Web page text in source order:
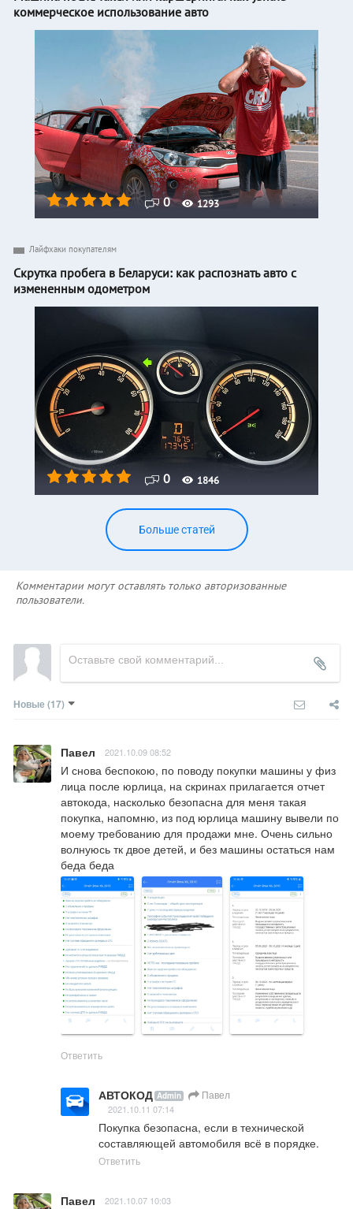
0 1293
коммерческое использование авто
0 1846
Лайфхаки покупателям
Скрутка пробега в Беларуси: как распознать авто с
измененным одометром
Больше статей
Комментарии могут оставлять только авторизованные
пользователи.
Новые (17)
Павел 2021.10.09 08:52
И снова беспокою, по поводу покупки машины у физ
лица после юрлица, на скринах прилагается отчет
автокода, насколько безопасна для меня такая
покупка, напомню, из под юрлица машину вывели по
моему требованию для продажи мне. Очень сильно
волнуюсь тк двое детей, и без машины остаться нам
беда беда
Ответить
АВТОКОД Admin Павел
2021.10.11 07:14
Покупка безопасна, если в технической
составляющей автомобиля всё в порядке.
Ответить
Павел 2021.10.07 10:03